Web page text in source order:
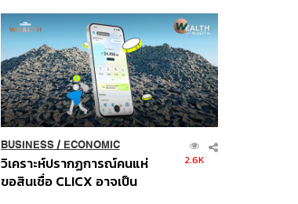
Order
BUSINESS/ ECONOMIC
วิเคราะห์ปรากฏการณ์คนแห่
ขอสินเชื่อ CLICX อาจเป็น
2.6K